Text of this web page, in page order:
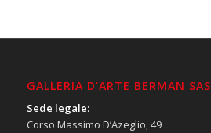
GALLERIA D’ARTE BERMAN SAS
Sede legale:
Corso Massimo D’Azeglio, 49